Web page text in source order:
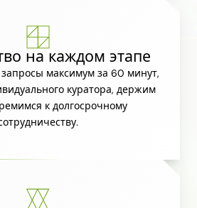
на каждом этапе
максимум за 60 минут,
куратора, держим
к долгосрочному